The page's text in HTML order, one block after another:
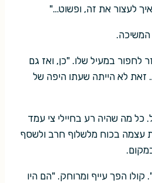
לעצור את זה, ופשוט…"
לחפור במעיל שלו. "כן, ואז גם
זאת לא הייתה שעתו היפה של
כל מה שהיה רע בחיילי צי עמד
עצמה בכוח מלשלוף חרב ולשסף
הפך עייף ומרוחק. "הם היו